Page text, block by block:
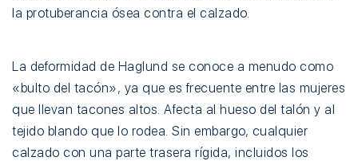
la protuberancia ósea contra el calzado.
La deformidad de Haglund se conoce a menudo como
«bulto del tacón», ya que es frecuente entre las mujeres
que llevan tacones altos. Afecta al hueso del talón y al
tejido blando que lo rodea. Sin embargo, cualquier
calzado con una parte trasera rígida, incluidos los